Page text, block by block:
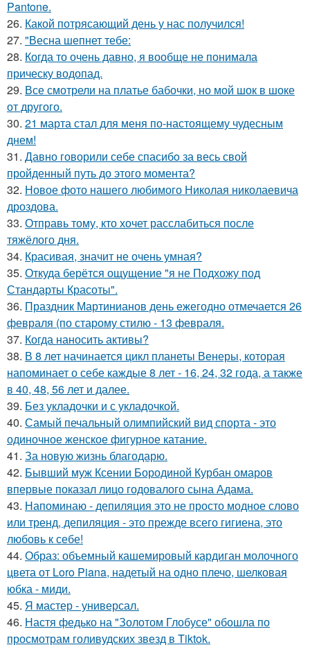
Pantone.
26. Какой потрясающий день у нас получился!
27. "Весна шепнет тебе:
28. Когда то очень давно, я вообще не понимала
прическу водопад.
29. Все смотрели на платье бабочки, но мой шок в шоке
от другого.
30. 21 марта стал для меня по-настоящему чудесным
днем!
31. Давно говорили себе спасибo за весь свой
пройденный путь до этого момента?
32. Новое фото нашего любимого Николая николаевича
дроздова.
33. Отправь тому, кто хочет расслабиться после
тяжёлого дня.
34. Красивая, значит не очень умная?
35. Откуда берётся ощущение "я не Подхожу под
Стандарты Красоты".
36. Праздник Мартинианов день ежегодно отмечается 26
февраля (по старому стилю - 13 февраля.
37. Когда наносить активы?
38. В 8 лет начинается цикл планеты Венеры, которая
напоминает о себе каждые 8 лет - 16, 24, 32 года, а также
в 40, 48, 56 лет и далее.
39. Без укладочки и с укладочкой.
40. Самый печальный олимпийский вид спорта - это
одиночное женское фигурное катание.
41. За новyю жизнь благодарю.
42. Бывший муж Ксении Бородиной Курбан омаров
впервые показал лицо годовалого сына Адама.
43. Напоминаю - депиляция это не просто модное слово
или тренд, депиляция - это прежде всего гигиена, это
любовь к себе!
44. Образ: объемный кашемировый кардиган молочного
цвета от Loro Piana, надетый на одно плечо, шелковая
юбка - миди.
45. Я мастер - универсал.
46. Настя федько на "Золотом Глобусе" обошла по
просмотрам голивудских звезд в Tiktok.